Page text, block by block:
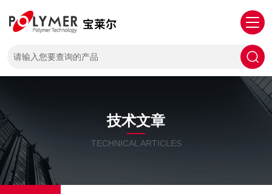
技术文章
TECHNICAL ARTICLES